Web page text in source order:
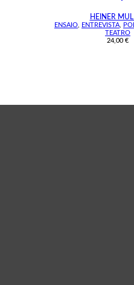
HEINER
ENSAIO ENTREVISTA
TEATRO
24,00 €